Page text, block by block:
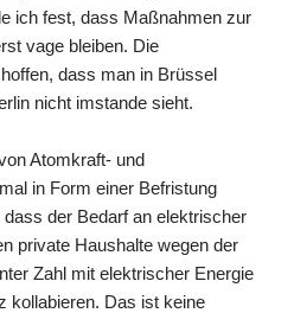
ich fest, dass Maßnahmen zur
vage bleiben. Die
dass man in Brüssel
nicht imstande sieht.
Atomkraft- und
in Form einer Befristung
der Bedarf an elektrischer
private Haushalte wegen der
Zahl mit elektrischer Energie
kollabieren. Das ist keine